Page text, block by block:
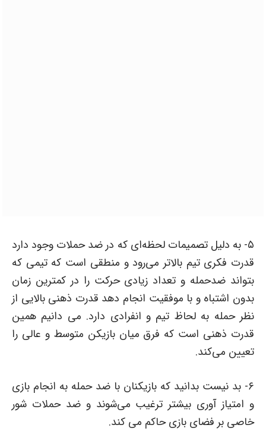
۵- به دلیل تصمیمات لحظه‌ای که در ضد حملات وجود دارد
قدرت فکری تیم بالاتر می‌رود و منطقی است که تیمی که
بتواند ضدحمله و تعداد زیادی حرکت را در کمترین زمان
بدون اشتباه و با موفقیت انجام دهد قدرت ذهنی بالایی از
نظر حمله به لحاظ تیم و انفرادی دارد. می دانیم همین
قدرت ذهنی است که فرق میان بازیکن متوسط و عالی را
تعیین می‌کند.
۶- بد نیست بدانید که بازیکنان با ضد حمله به انجام بازی
و امتیاز آوری بیشتر ترغیب می‌شوند و ضد حملات شور
خاصی بر فضای بازی حاکم می کند.